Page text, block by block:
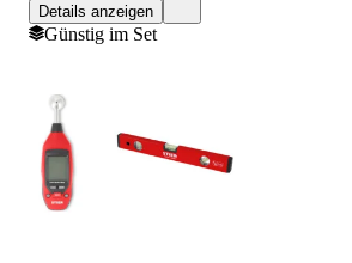
Details anzeigen
Günstig im Set